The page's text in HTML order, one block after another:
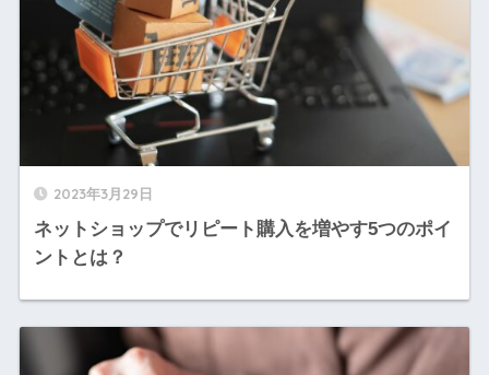
2023年3月29日
ネットショップでリピート購入を増やす5つのポイ
ントとは？